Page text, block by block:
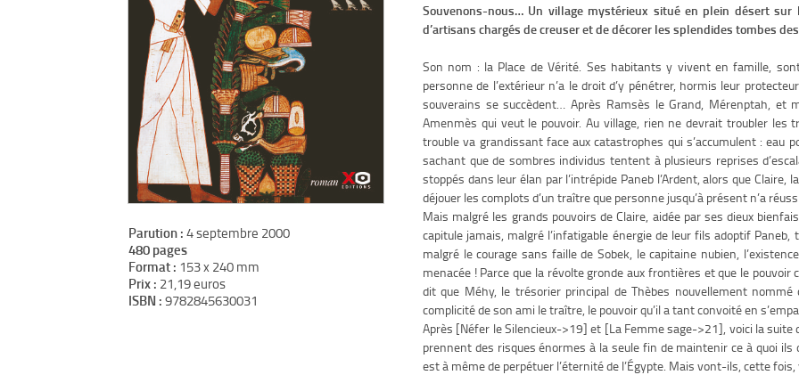
Parution : 4 septembre 2000
480 pages
Format : 153 x 240 mm
Prix : 21,19 euros
ISBN : 9782845630031
Souvenons-nous… Un village mystérieux situé en plein désert
d’artisans chargés de creuser et de décorer les splendides tombes
Son nom : la Place de Vérité. Ses habitants y vivent en famille,
personne de l’extérieur n’a le droit d’y pénétrer, hormis leur
souverains se succèdent… Après Ramsès le Grand, Mérenptah,
Amenmès qui veut le pouvoir. Au village, rien ne devrait troubler les
trouble va grandissant face aux catastrophes qui s’accumulent : eau
sachant que de sombres individus tentent à plusieurs reprises
stoppés dans leur élan par l’intrépide Paneb l’Ardent, alors que
déjouer les complots d’un traître que personne jusqu’à présent n’a
Mais malgré les grands pouvoirs de Claire, aidée par ses dieux
capitule jamais, malgré l’infatigable énergie de leur fils adoptif
malgré le courage sans faille de Sobek, le capitaine nubien,
menacée ! Parce que la révolte gronde aux frontières et que le
dit que Méhy, le trésorier principal de Thèbes nouvellement
complicité de son ami le traître, le pouvoir qu’il a tant convoité en
Après [Néfer le Silencieux->19] et [La Femme sage->21], voici la suite
prennent des risques énormes à la seule fin de maintenir ce à quoi
est à même de perpétuer l’éternité de l’Égypte. Mais vont-ils, cette fois,